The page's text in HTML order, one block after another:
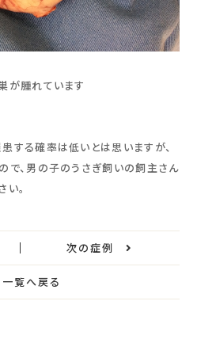
が腫れています
する確率は低いとは思いますが、
で、男の子のうさぎ飼いの飼主さん
。
覧へ戻る
次の症例